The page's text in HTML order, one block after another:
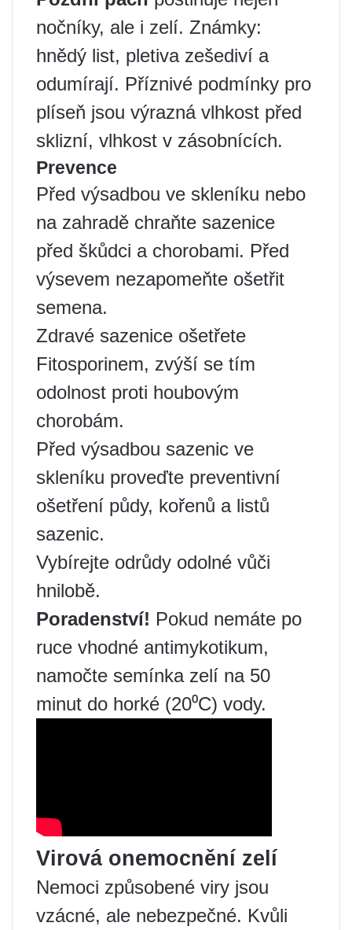
nočníky, ale i zelí. Známky:
hnědý list, pletiva zešediví a
odumírají. Příznivé podmínky pro
plíseň jsou výrazná vlhkost před
sklizní, vlhkost v zásobnících.
Prevence
Před výsadbou ve skleníku nebo
na zahradě chraňte sazenice
před škůdci a chorobami. Před
výsevem nezapomeňte ošetřit
semena.
Zdravé sazenice ošetřete
Fitosporinem, zvýší se tím
odolnost proti houbovým
chorobám.
Před výsadbou sazenic ve
skleníku proveďte preventivní
ošetření půdy, kořenů a listů
sazenic.
Vybírejte odrůdy odolné vůči
hnilobě.
Poradenství! Pokud nemáte po
ruce vhodné antimykotikum,
namočte semínka zelí na 50
minut do horké (20⁰C) vody.
Virová onemocnění zelí
Nemoci způsobené viry jsou
vzácné, ale nebezpečné. Kvůli